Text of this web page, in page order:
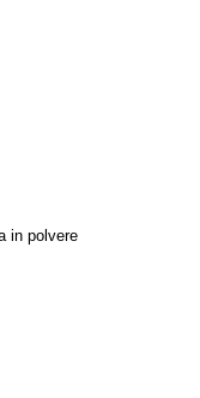
in polvere